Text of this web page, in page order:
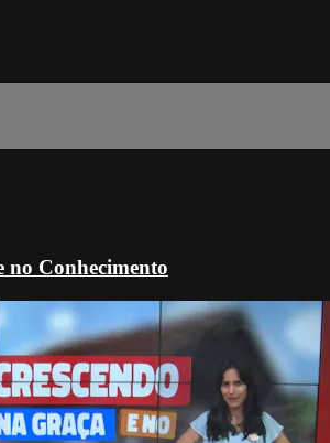
no Conhecimento